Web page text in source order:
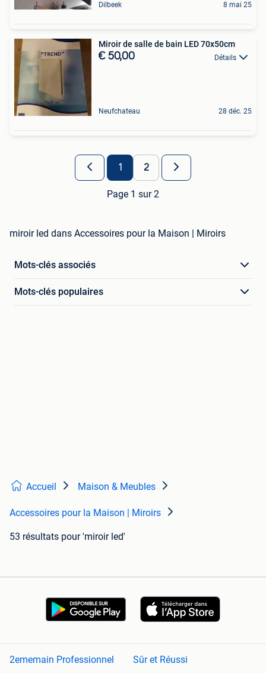
Dilbeek 8 mai 25
Miroir de salle de bain LED 70x50cm
€ 50,00 Détails
Neufchateau 28 déc. 25
1 2
Page 1 sur 2
miroir led dans Accessoires pour la Maison | Miroirs
Mots-clés associés
Mots-clés populaires
Accueil Maison & Meubles
Accessoires pour la Maison | Miroirs
53 résultats pour 'miroir led'
2ememain Professionnel Sûr et Réussi